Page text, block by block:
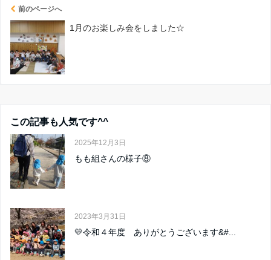
前のページへ
1月のお楽しみ会をしました☆
この記事も人気です^^
2025年12月3日
もも組さんの様子⑧
2023年3月31日
💛令和４年度 ありがとうございます&#...